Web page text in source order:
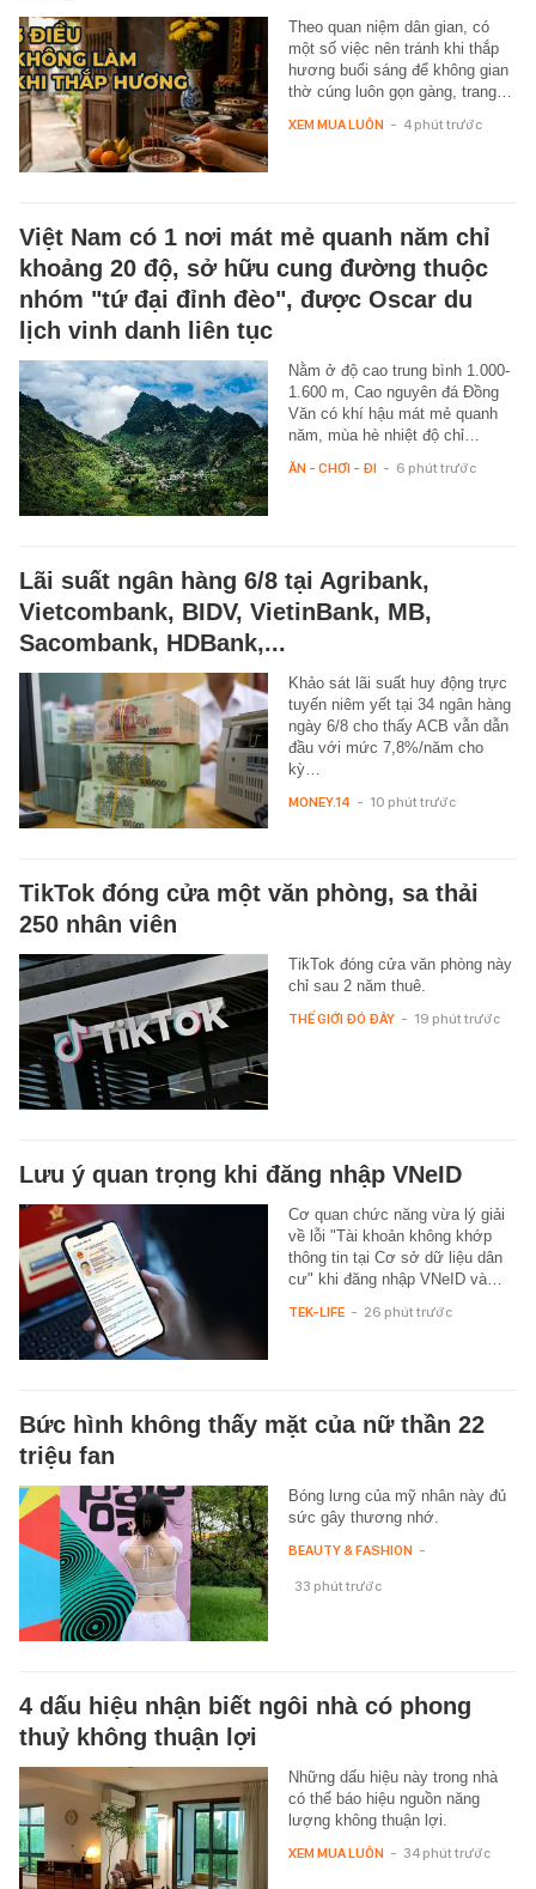
Theo quan niệm dân gian, có
một số việc nên tránh khi thắp
hương buổi sáng để không gian
thờ cúng luôn gọn gàng, trang…
XEM MUA LUÔN - 4 phút trước
Việt Nam có 1 nơi mát mẻ quanh năm chỉ
khoảng 20 độ, sở hữu cung đường thuộc
nhóm "tứ đại đỉnh đèo", được Oscar du
lịch vinh danh liên tục
Nằm ở độ cao trung bình 1.000-
1.600 m, Cao nguyên đá Đồng
Văn có khí hậu mát mẻ quanh
năm, mùa hè nhiệt độ chỉ…
ĂN - CHƠI - ĐI - 6 phút trước
Lãi suất ngân hàng 6/8 tại Agribank,
Vietcombank, BIDV, VietinBank, MB,
Sacombank, HDBank,...
Khảo sát lãi suất huy động trực
tuyến niêm yết tại 34 ngân hàng
ngày 6/8 cho thấy ACB vẫn dẫn
đầu với mức 7,8%/năm cho
kỳ…
MONEY.14 - 10 phút trước
TikTok đóng cửa một văn phòng, sa thải
250 nhân viên
TikTok đóng cửa văn phòng này
chỉ sau 2 năm thuê.
THẾ GIỚI ĐÓ ĐÂY - 19 phút trước
Lưu ý quan trọng khi đăng nhập VNeID
Cơ quan chức năng vừa lý giải
về lỗi "Tài khoản không khớp
thông tin tại Cơ sở dữ liệu dân
cư" khi đăng nhập VNeID và…
TEK-LIFE - 26 phút trước
Bức hình không thấy mặt của nữ thần 22
triệu fan
Bóng lưng của mỹ nhân này đủ
sức gây thương nhớ.
BEAUTY & FASHION -
33 phút trước
4 dấu hiệu nhận biết ngôi nhà có phong
thuỷ không thuận lợi
Những dấu hiệu này trong nhà
có thể báo hiệu nguồn năng
lượng không thuận lợi.
XEM MUA LUÔN - 34 phút trước